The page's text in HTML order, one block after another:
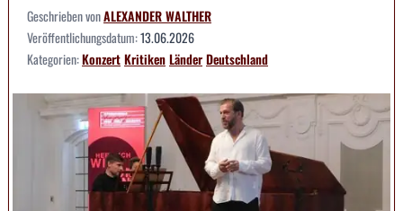
Geschrieben vonALEXANDER WALTHER
Veröffentlichungsdatum:13.06.2026
Kategorien:KonzertKritikenLänderDeutschland